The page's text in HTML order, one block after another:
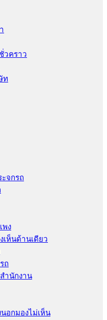
วคราว
ท
จกรถ
พง
เห็นด้านเดียว
ถ
ำนักงาน
อกมองไม่เห็น